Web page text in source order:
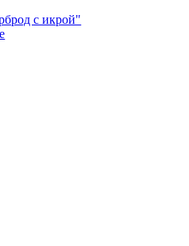
с икрой"